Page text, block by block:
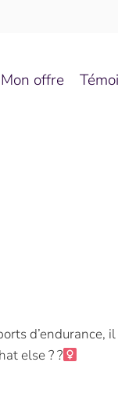
Mon offre
d’endurance, il
else ? ?‍